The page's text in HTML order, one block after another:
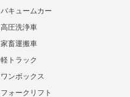
バキュームカー
高圧洗浄車
家畜運搬車
軽トラック
ワンボックス
フォークリフト